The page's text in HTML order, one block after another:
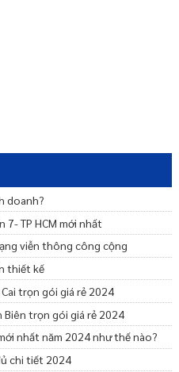
doanh?
TP HCM mới nhất
viễn thông công cộng
thiết kế
trọn gói giá rẻ 2024
trọn gói giá rẻ 2024
nhất năm 2024 như thế nào?
chi tiết 2024